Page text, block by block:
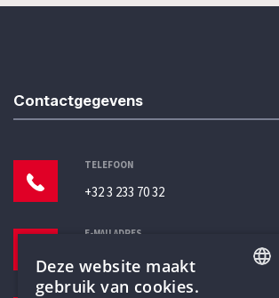
Contactgegevens
TELEFOON
+32 3 233 70 32
E-MAILADRES
Deze website maakt
gebruik van cookies.